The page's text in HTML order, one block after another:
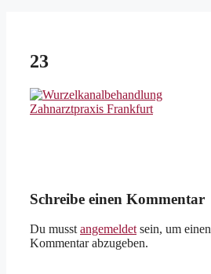
23
Schreibe einen Kommentar
Du musst angemeldet sein, um einen
Kommentar abzugeben.